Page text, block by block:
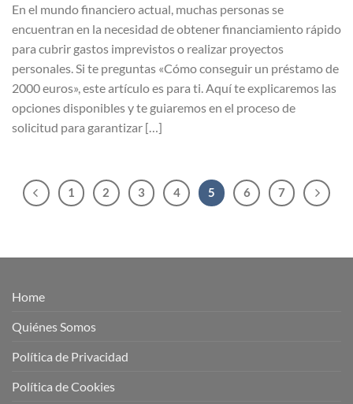
En el mundo financiero actual, muchas personas se
encuentran en la necesidad de obtener financiamiento rápido
para cubrir gastos imprevistos o realizar proyectos
personales. Si te preguntas «Cómo conseguir un préstamo de
2000 euros», este artículo es para ti. Aquí te explicaremos las
opciones disponibles y te guiaremos en el proceso de
solicitud para garantizar […]
1 2 3 4 5 6 7
Home
Quiénes Somos
Política de Privacidad
Política de Cookies